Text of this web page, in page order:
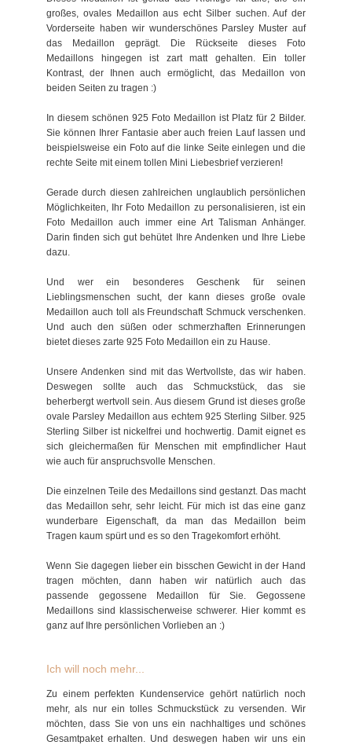
großes, ovales Medaillon aus echt Silber suchen. Auf der
Vorderseite haben wir wunderschönes Parsley Muster auf
das Medaillon geprägt. Die Rückseite dieses Foto
Medaillons hingegen ist zart matt gehalten. Ein toller
Kontrast, der Ihnen auch ermöglicht, das Medaillon von
beiden Seiten zu tragen :)
In diesem schönen 925 Foto Medaillon ist Platz für 2 Bilder.
Sie können Ihrer Fantasie aber auch freien Lauf lassen und
beispielsweise ein Foto auf die linke Seite einlegen und die
rechte Seite mit einem tollen Mini Liebesbrief verzieren!
Gerade durch diesen zahlreichen unglaublich persönlichen
Möglichkeiten, Ihr Foto Medaillon zu personalisieren, ist ein
Foto Medaillon auch immer eine Art Talisman Anhänger.
Darin finden sich gut behütet Ihre Andenken und Ihre Liebe
dazu.
Und wer ein besonderes Geschenk für seinen
Lieblingsmenschen sucht, der kann dieses große ovale
Medaillon auch toll als Freundschaft Schmuck verschenken.
Und auch den süßen oder schmerzhaften Erinnerungen
bietet dieses zarte 925 Foto Medaillon ein zu Hause.
Unsere Andenken sind mit das Wertvollste, das wir haben.
Deswegen sollte auch das Schmuckstück, das sie
beherbergt wertvoll sein. Aus diesem Grund ist dieses große
ovale Parsley Medaillon aus echtem 925 Sterling Silber. 925
Sterling Silber ist nickelfrei und hochwertig. Damit eignet es
sich gleichermaßen für Menschen mit empfindlicher Haut
wie auch für anspruchsvolle Menschen.
Die einzelnen Teile des Medaillons sind gestanzt. Das macht
das Medaillon sehr, sehr leicht. Für mich ist das eine ganz
wunderbare Eigenschaft, da man das Medaillon beim
Tragen kaum spürt und es so den Tragekomfort erhöht.
Wenn Sie dagegen lieber ein bisschen Gewicht in der Hand
tragen möchten, dann haben wir natürlich auch das
passende gegossene Medaillon für Sie. Gegossene
Medaillons sind klassischerweise schwerer. Hier kommt es
ganz auf Ihre persönlichen Vorlieben an :)
Ich will noch mehr...
Zu einem perfekten Kundenservice gehört natürlich noch
mehr, als nur ein tolles Schmuckstück zu versenden. Wir
möchten, dass Sie von uns ein nachhaltiges und schönes
Gesamtpaket erhalten. Und deswegen haben wir uns ein